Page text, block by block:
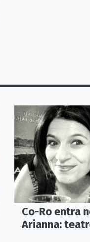
Co-Ro entra
Arianna: